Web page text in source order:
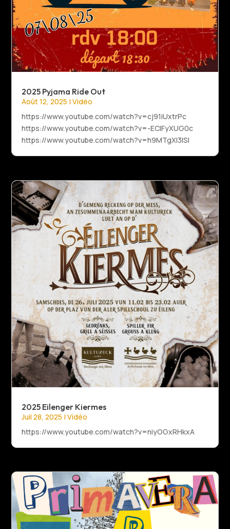
2025 Pyjama Ride Out
Août 12, 2025 |Vidéo
https://www.youtube.com/watch?v=cj91iUxtrPc
https://www.youtube.com/watch?v=-EClFyXUG0c
https://www.youtube.com/watch?v=h9MTgXl3lSI
2025 Eilenger Kiermes
Juil 28, 2025 |Vidéo
https://www.youtube.com/watch?v=niyOGxRHkxA